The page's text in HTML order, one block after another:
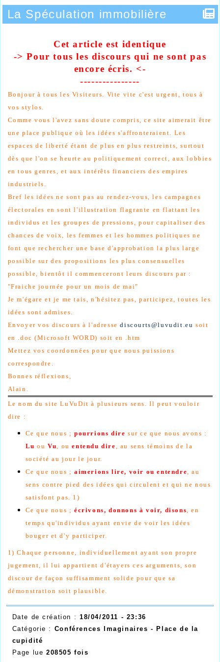
La Spéculation immobilière
Cet article est identique
-> Pour tous les discours qui ne sont pas
encore écris. <-
----------------
Bonjour à tous les Visiteurs. Vite vite c'est urgent, tous à
vos stylos.
Comme vous l'avez sans doute compris, ce site aimerait être
une place publique où les idées s'affronteraient. Les
espaces de liberté étant de plus en plus restreints, surtout
dès que l'on se heurte au politiquement correct, aux lobbies
en tous genres, et aux intérêts financiers des empires
industriels.
Bref les idées ne sont pas au rendez-vous, les campagnes
électorales en sont l'illustration flagrante en flattant les
individus et les groupes de pressions, pour capitaliser des
chances de voix, les femmes et les hommes politiques ne
font que rechercher une base d'approbation la plus large
possible sur des propositions les plus consensuelles
possible, bientôt il commenceront leurs discours par :
"Fraiche journée pour un mois de mai"
Je m'égare et je me tais, n'hésitez pas, participez, toutes les
idées sont admises.
Envoyer vos discours à l'adressediscourts@luvudit.eu soit
en .doc (Microsoft WORD) soit en .htm
Mettez vos coordonnées pour que nous puissions
correspondre.
Bonnes réflexions,
Alain.
Le nom du site LuVuDit à plusieurs sens. Il peut vouloir
dire :
Ce que nous ; pourrions dire sur ce que nous avons :
Lu ouVu, ouentendu dire, au sens témoins de la
société au jour le jour.
Ce que nous ; aimerions lire, voir ou entendre, au
sens contre pied des idées qui circulent et qui ne nous
satisfont pas. 1)
Ce que nous ; écrivons, donnons à voir, disons, en
temps qu'individus ayant envie de voir les idées
bouger et d'y participer.
1) Chaque personne, individuellement ayant son propre
jugement, il lui appartient d'étayers ces arguments, son
discour de façon suffisamment solide pour que sa
démonstration soit plausible.
Date de création : 18/04/2011 - 23:36
Catégorie : Conférences Imaginaires - Place de la
cupidité
Page lue 208505 fois